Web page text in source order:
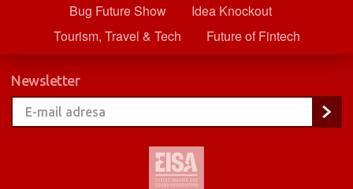
Bug Future Show
Idea Knockout
Tourism, Travel & Tech
Future of Fintech
Newsletter